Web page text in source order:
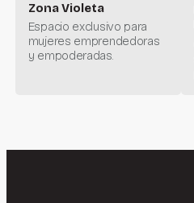
Zona Violeta
Espacio exclusivo para
mujeres emprendedoras
y empoderadas.